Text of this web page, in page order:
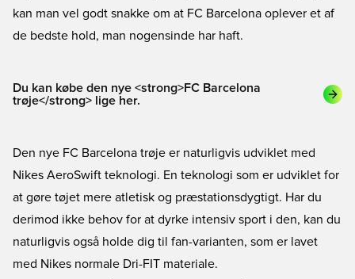
kan man vel godt snakke om at FC Barcelona oplever et af
de bedste hold, man nogensinde har haft.
Du kan købe den nye <strong>FC Barcelona
trøje</strong> lige her.
Den nye FC Barcelona trøje er naturligvis udviklet med
Nikes AeroSwift teknologi. En teknologi som er udviklet for
at gøre tøjet mere atletisk og præstationsdygtigt. Har du
derimod ikke behov for at dyrke intensiv sport i den, kan du
naturligvis også holde dig til fan-varianten, som er lavet
med Nikes normale Dri-FIT materiale.